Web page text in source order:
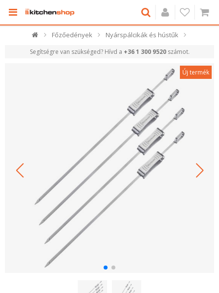
Főzőedények Nyárspálcikák és hústűk
Segítségre van szükséged? Hívd a +36 1 300 9520számot.
Új termék